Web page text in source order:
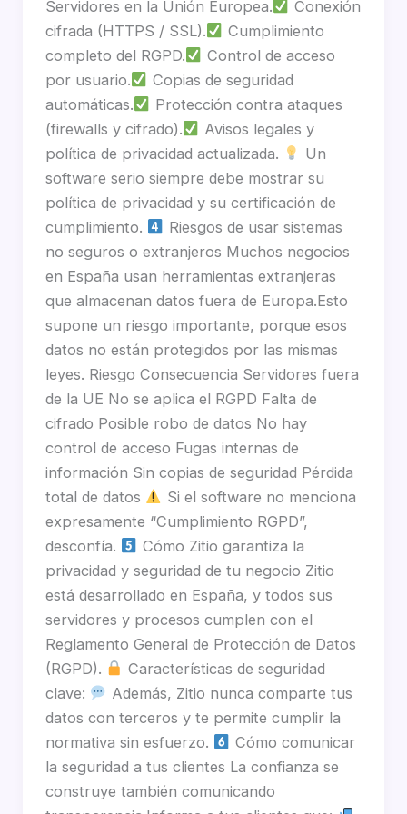
Servidores en la Unión Europea.
Conexión
cifrada (HTTPS / SSL).
Cumplimiento
completo del RGPD.
Control de acceso
por usuario.
Copias de seguridad
automáticas.
Protección contra ataques
(firewalls y cifrado).
Avisos legales y
política de privacidad actualizada.
Un
software serio siempre debe mostrar su
política de privacidad y su certificación de
cumplimiento.
Riesgos de usar sistemas
no seguros o extranjeros Muchos negocios
en España usan herramientas extranjeras
que almacenan datos fuera de Europa.Esto
supone un riesgo importante, porque esos
datos no están protegidos por las mismas
leyes. Riesgo Consecuencia Servidores fuera
de la UE No se aplica el RGPD Falta de
cifrado Posible robo de datos No hay
control de acceso Fugas internas de
información Sin copias de seguridad Pérdida
total de datos
Si el software no menciona
expresamente “Cumplimiento RGPD”,
desconfía.
Cómo Zitio garantiza la
privacidad y seguridad de tu negocio Zitio
está desarrollado en España, y todos sus
servidores y procesos cumplen con el
Reglamento General de Protección de Datos
(RGPD).
Características de seguridad
clave:
Además, Zitio nunca comparte tus
datos con terceros y te permite cumplir la
normativa sin esfuerzo.
Cómo comunicar
la seguridad a tus clientes La confianza se
construye también comunicando